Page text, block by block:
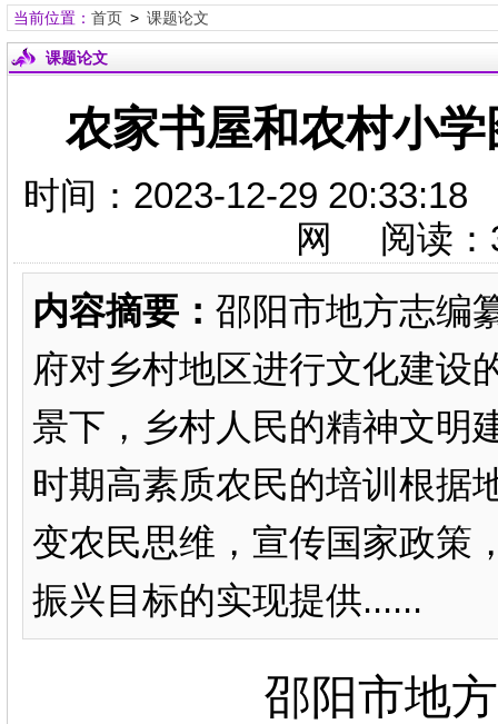
当前位置： 首页> 课题论文
课题论文
农家书屋和农村小
时间：2023-12-29
网 阅读：
内容摘要： 邵阳市地方志编
府对乡村地区进行文化建设
景下，乡村人民的精神文明
时期高素质农民的培训根据
变农民思维，宣传国家政策
振兴目标的实现提供......
邵阳市地